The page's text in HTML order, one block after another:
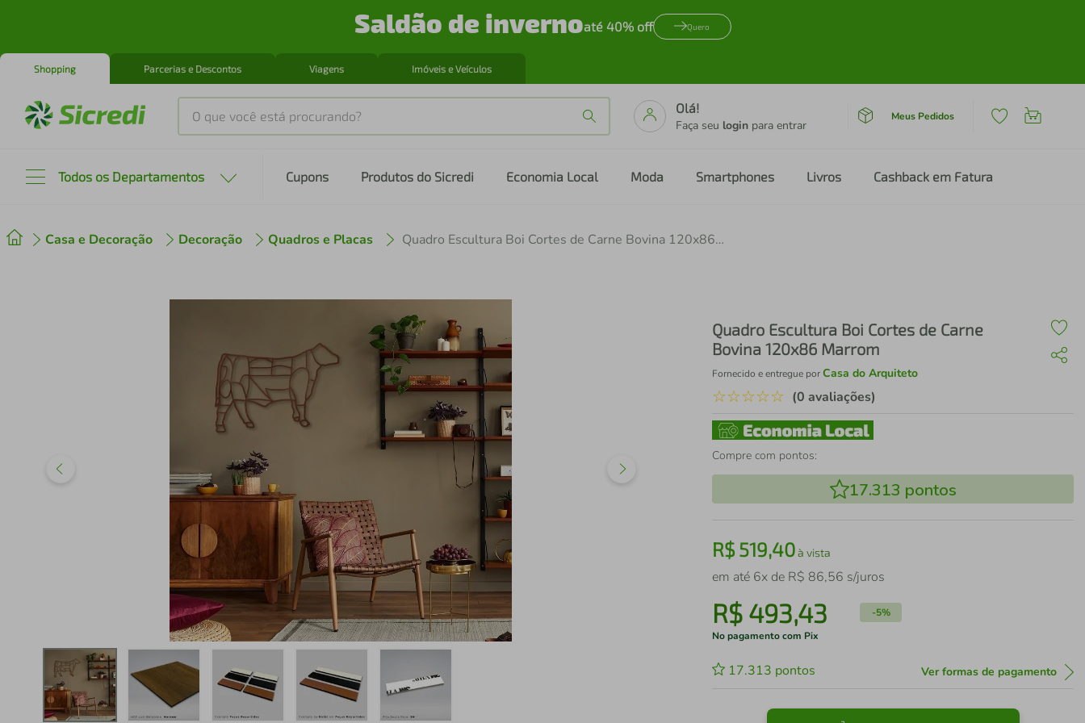
Saldão de invernoaté 40% off Quero
Shopping Parcerias e Descontos Viagens Imóveis e Veículos
O que você está procurando?
Olá!
Faça seu login para entrar
Meus Pedidos
Todos os Departamentos Cupons Produtos do Sicredi Economia Local Moda Smartphones Livros Cashback em Fatura
Casa e Decoração Decoração Quadros e Placas Quadro Escultura Boi Cortes de Carne Bovina 120x86 Marrom
Quadro Escultura Boi Cortes de Carne
Bovina 120x86 Marrom
Fornecido e entregue porCasa do Arquiteto
☆☆☆☆☆ (0 avaliações)
Compre com pontos:
17.313 pontos
R$519,40à vista
em até 6x de R$ 86,56 s/juros
R$ 493,43 -5%
No pagamento com Pix
17.313 pontos Ver formas de pagamento
º cafeteira
iphone